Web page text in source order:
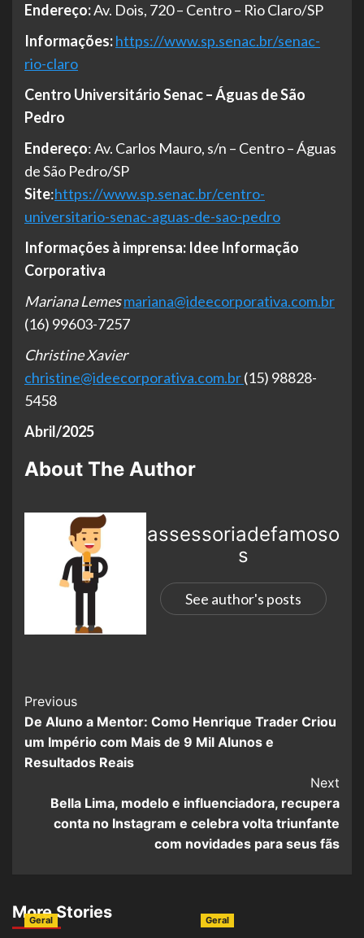
Endereço:Av. Dois, 720 – Centro – Rio Claro/SP
Informações:https://www.sp.senac.br/senac-
rio-claro
Centro Universitário Senac – Águas de São
Pedro
Endereço: Av. Carlos Mauro, s/n – Centro – Águas
de São Pedro/SP
Site:https://www.sp.senac.br/centro-
universitario-senac-aguas-de-sao-pedro
Informações à imprensa: Idee Informação
Corporativa
Mariana Lemesmariana@ideecorporativa.com.br
(16) 99603-7257
Christine Xavier
christine@ideecorporativa.com.br(15) 98828-
5458
Abril/2025
About The Author
assessoriadefamoso
s
See author's posts
Previous
De Aluno a Mentor: Como Henrique Trader Criou
um Império com Mais de 9 Mil Alunos e
Resultados Reais
Next
Bella Lima, modelo e influenciadora, recupera
conta no Instagram e celebra volta triunfante
com novidades para seus fãs
More Stories
Geral Geral